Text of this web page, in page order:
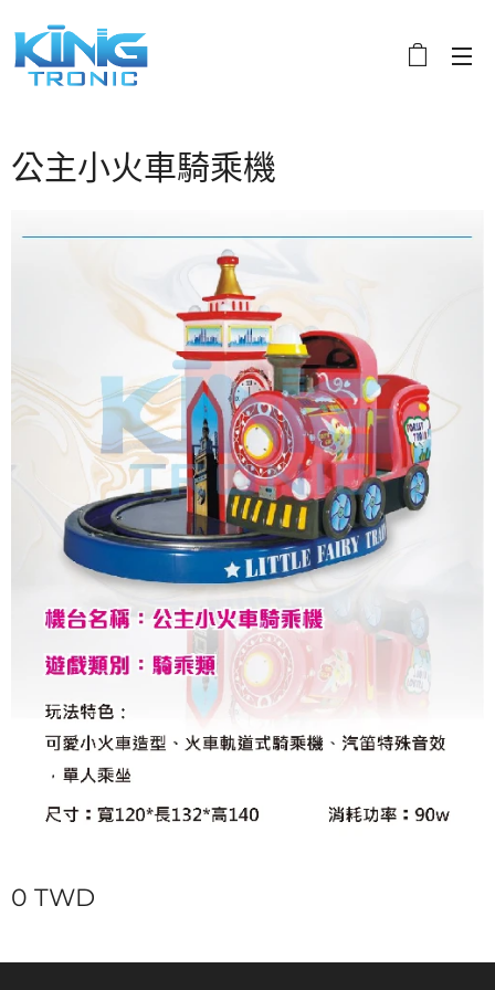
公主小火車騎乘機
0 TWD